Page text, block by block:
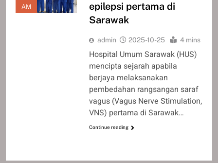
AM
epilepsi pertama di
Sarawak
admin 2025-10-25 4 mins
Hospital Umum Sarawak (HUS)
mencipta sejarah apabila
berjaya melaksanakan
pembedahan rangsangan saraf
vagus (Vagus Nerve Stimulation,
VNS) pertama di Sarawak…
Continue reading